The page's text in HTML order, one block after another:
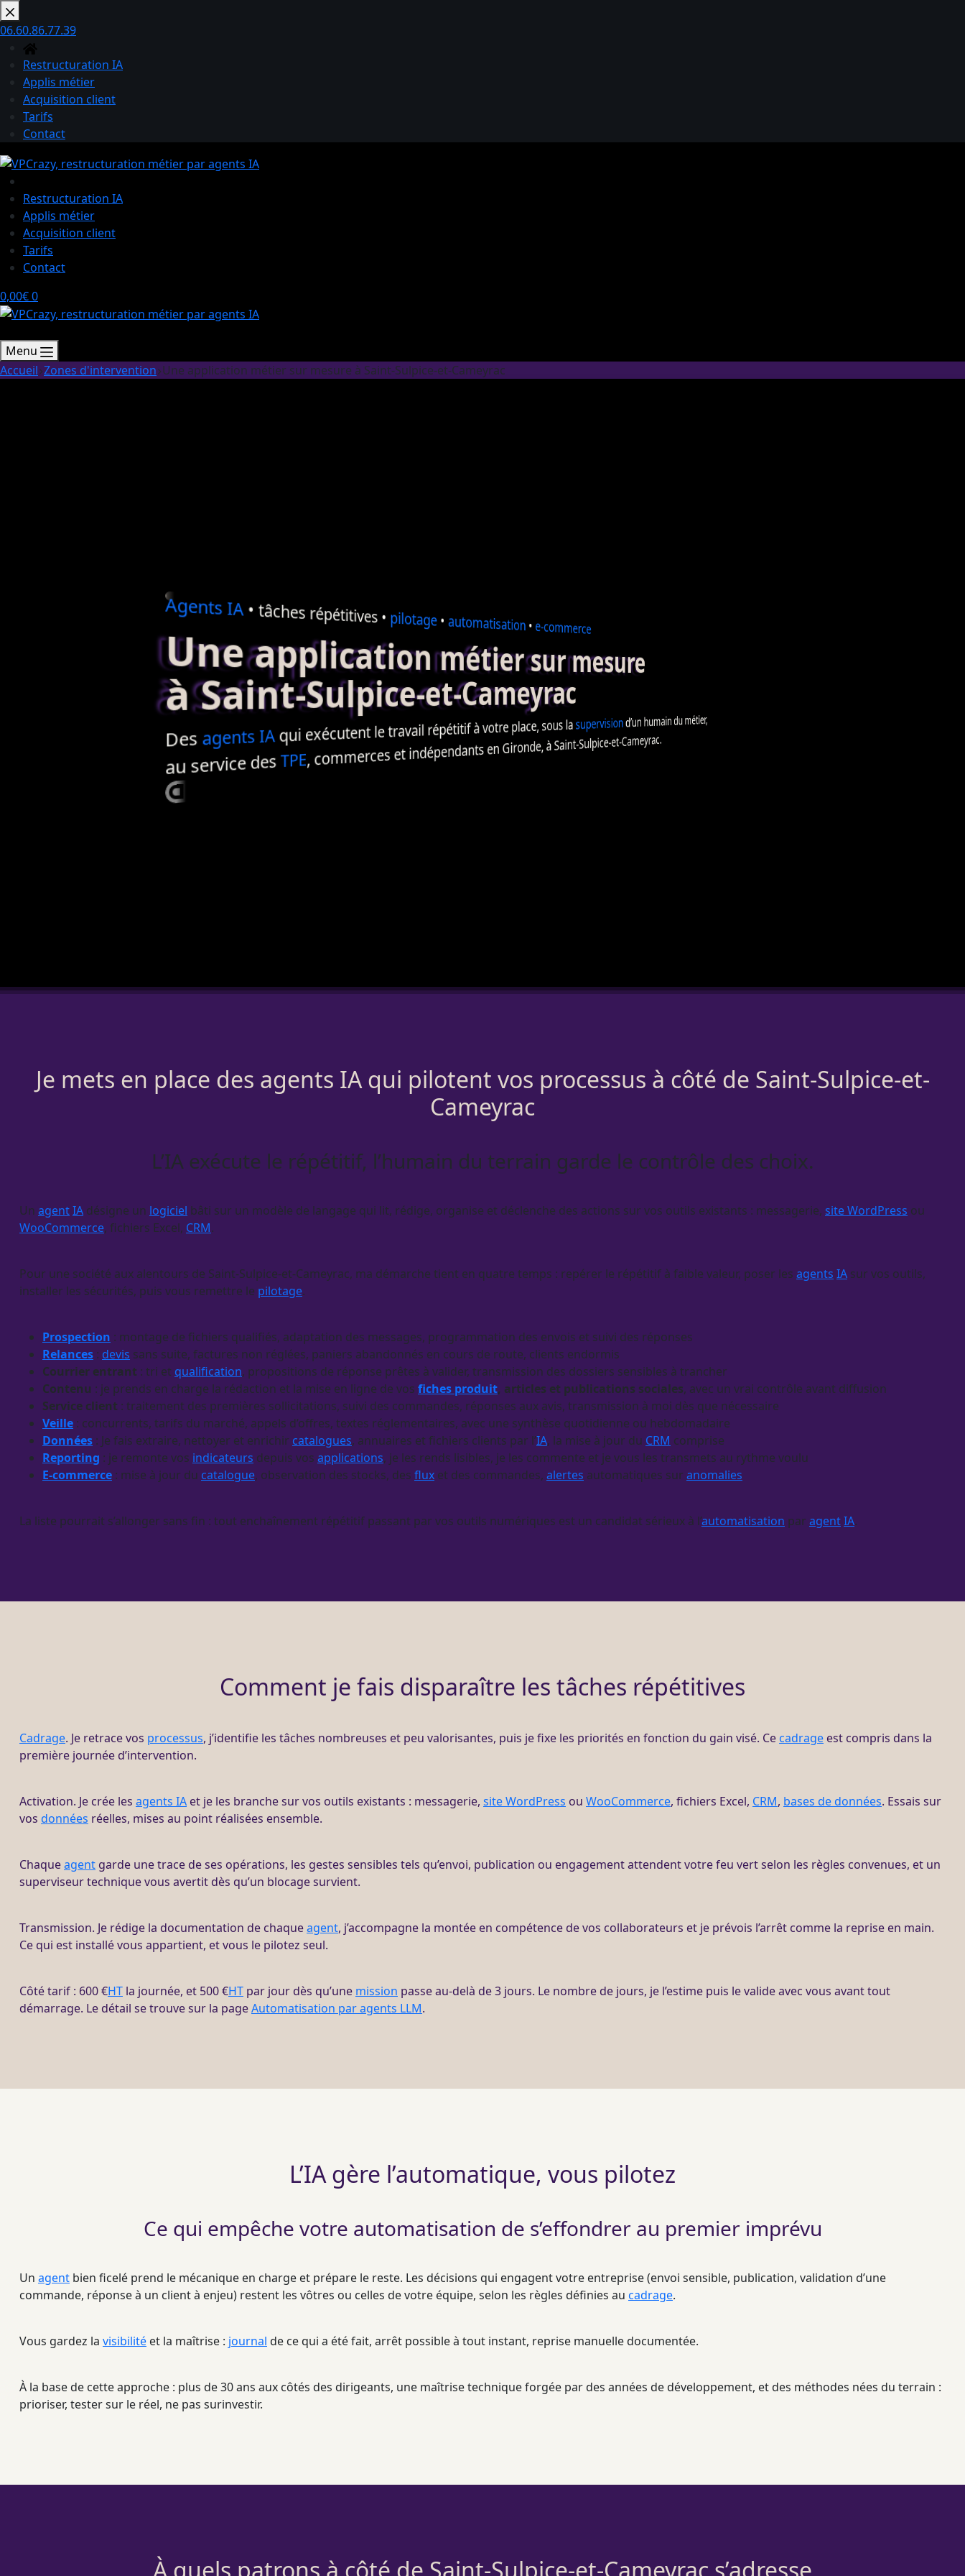
Passer
au
contenu
06.60.86.77.39
Restructuration IA
Applis métier
Acquisition client
Tarifs
Contact
Restructuration IA
Applis métier
Acquisition client
Tarifs
Contact
Panier
d’achat
0,00€0
Menu
Accueil Zones d'intervention Une application métier sur mesure à Saint-Sulpice-et-Cameyrac
AgentsIA• tâches répétitives • pilotage• automatisation•e-commerce
Une application métier sur mesure
à Saint-Sulpice-et-Cameyrac
DesagentsIAqui exécutent le travail répétitif à votre place, sous lasupervisiond’un humain du métier,
au service desTPE, commerces et indépendants en Gironde, à Saint-Sulpice-et-Cameyrac.
Je mets en place des agents IA qui pilotent vos processus à côté de Saint-Sulpice-et-
Cameyrac
L’IA exécute le répétitif, l’humain du terrain garde le contrôle des choix.
Un agentIA désigne un logiciel bâti sur un modèle de langage qui lit, rédige, organise et déclenche des actions sur vos outils existants : messagerie, site WordPress ou
WooCommerce, fichiers Excel, CRM.
Pour une société aux alentours de Saint-Sulpice-et-Cameyrac, ma démarche tient en quatre temps : repérer le répétitif à faible valeur, poser les agents IA sur vos outils,
installer les sécurités, puis vous remettre le pilotage.
Prospection : montage de fichiers qualifiés, adaptation des messages, programmation des envois et suivi des réponses
Relances : devis sans suite, factures non réglées, paniers abandonnés en cours de route, clients endormis
Courrier entrant : tri et qualification, propositions de réponse prêtes à valider, transmission des dossiers sensibles à trancher
Contenu : je prends en charge la rédaction et la mise en ligne de vos fiches produit, articles et publications sociales, avec un vrai contrôle avant diffusion
Service client : traitement des premières sollicitations, suivi des commandes, réponses aux avis, transmission à moi dès que nécessaire
Veille : concurrents, tarifs du marché, appels d’offres, textes réglementaires, avec une synthèse quotidienne ou hebdomadaire
Données : Je fais extraire, nettoyer et enrichir catalogues, annuaires et fichiers clients par l’IA, la mise à jour du CRM comprise
Reporting : je remonte vos indicateurs depuis vos applications, je les rends lisibles, je les commente et je vous les transmets au rythme voulu
E-commerce : mise à jour du catalogue, observation des stocks, des flux et des commandes, alertes automatiques sur anomalies
La liste pourrait s’allonger sans fin : tout enchaînement répétitif passant par vos outils numériques est un candidat sérieux à l’automatisation par agentIA.
Comment je fais disparaître les tâches répétitives
Cadrage. Je retrace vos processus, j’identifie les tâches nombreuses et peu valorisantes, puis je fixe les priorités en fonction du gain visé. Ce cadrage est compris dans la
première journée d’intervention.
Activation. Je crée les agents IA et je les branche sur vos outils existants : messagerie, site WordPress ou WooCommerce, fichiers Excel, CRM, bases de données. Essais sur
vos données réelles, mises au point réalisées ensemble.
Chaqueagent garde une trace de ses opérations, les gestes sensibles tels qu’envoi, publication ou engagement attendent votre feu vert selon les règles convenues, et un
superviseur technique vous avertit dès qu’un blocage survient.
Transmission. Je rédige la documentation de chaqueagent, j’accompagne la montée en compétence de vos collaborateurs et je prévois l’arrêt comme la reprise en main.
Ce qui est installé vous appartient, et vous le pilotez seul.
Côté tarif : 600 €HT la journée, et 500 €HT par jour dès qu’une mission passe au-delà de 3 jours. Le nombre de jours, je l’estime puis le valide avec vous avant tout
démarrage. Le détail se trouve sur la pageAutomatisation par agents LLM.
L’IA gère l’automatique, vous pilotez
Ce qui empêche votre automatisation de s’effondrer au premier imprévu
Un agent bien ficelé prend le mécanique en charge et prépare le reste. Les décisions qui engagent votre entreprise (envoi sensible, publication, validation d’une
commande, réponse à un client à enjeu) restent les vôtres ou celles de votre équipe, selon les règles définies au cadrage.
Vous gardez la visibilité et la maîtrise : journal de ce qui a été fait, arrêt possible à tout instant, reprise manuelle documentée.
À la base de cette approche : plus de 30 ans aux côtés des dirigeants, une maîtrise technique forgée par des années de développement, et des méthodes nées du terrain :
prioriser, tester sur le réel, ne pas surinvestir.